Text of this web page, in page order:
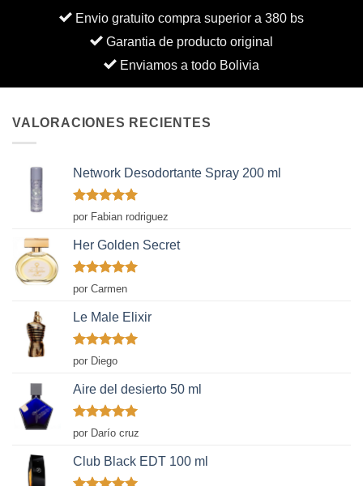
Envio gratuito compra superior a 380 bs
Garantia de producto original
Enviamos a todo Bolivia
VALORACIONES RECIENTES
Network Desodortante Spray 200 ml
Valorado
con
por Fabian rodriguez
Her Golden Secret
Valorado
con
por Carmen
Le Male Elixir
Valorado
con
de 5
por Diego
Aire del desierto 50 ml
Valorado
con
por Darío cruz
Club Black EDT 100 ml